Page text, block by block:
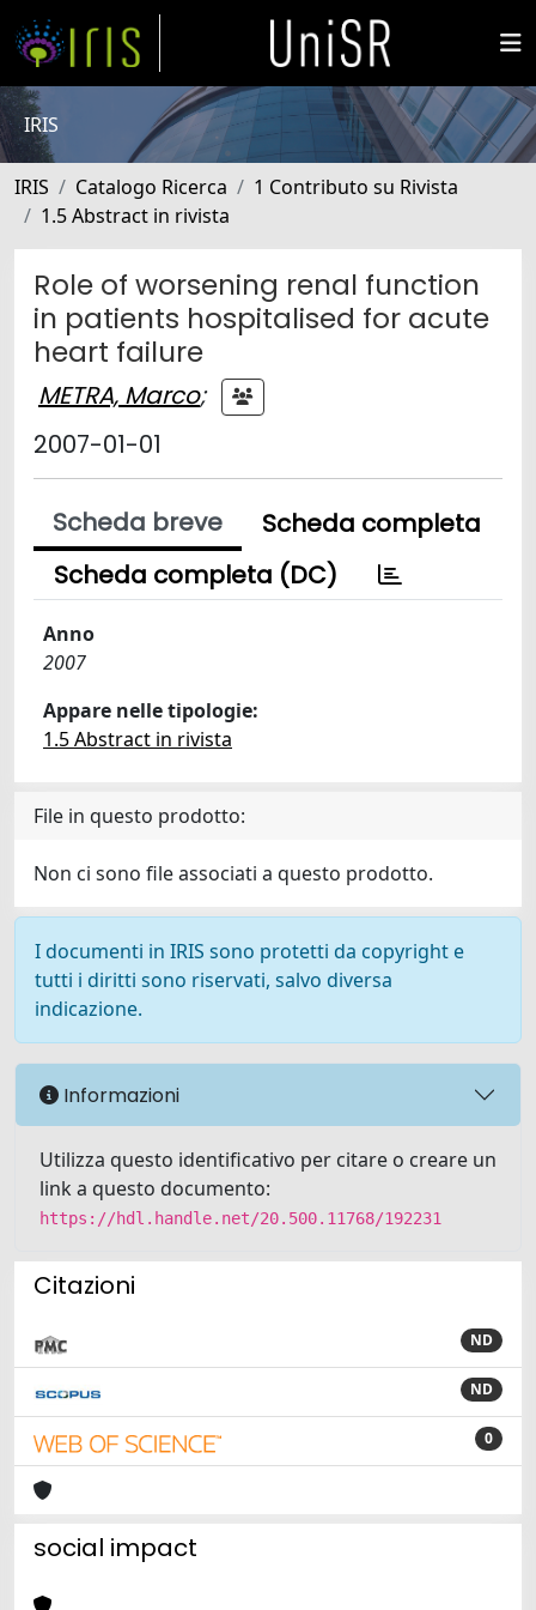
IRIS
IRIS Catalogo Ricerca
1 Contributo su Rivista
1.5 Abstract in rivista
Role of worsening renal function
in patients hospitalised for acute
heart failure
METRA, Marco;
2007-01-01
Scheda breve
Scheda completa
Scheda completa (DC)
Anno
2007
Appare nelle tipologie:
1.5 Abstract in rivista
File in questo prodotto:
Non ci sono file associati a questo prodotto.
I documenti in IRIS sono protetti da copyright e
tutti i diritti sono riservati, salvo diversa
indicazione.
Informazioni
Utilizza questo identificativo per citare o creare un
link a questo documento:
https://hdl.handle.net/20.500.11768/192231
Citazioni
ND
ND
0
social impact